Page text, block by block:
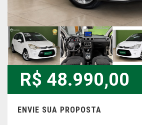
R$ 48.990,00
ENVIE SUA PROPOSTA